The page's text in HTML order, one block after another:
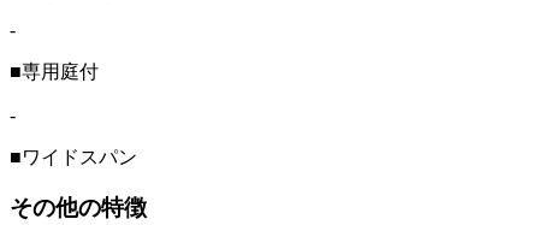
-
■専用庭付
-
■ワイドスパン
その他の特徴